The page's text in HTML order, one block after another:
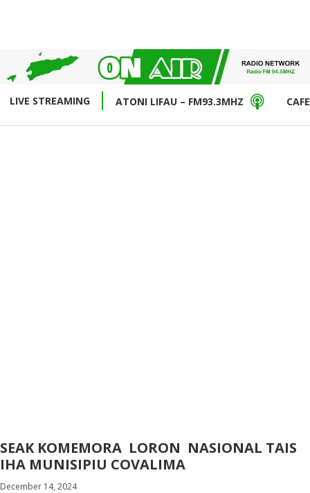
LIVE STREAMING ATONI LIFAU – FM93.3MHZ
SEAK KOMEMORA LORON NASIONAL TAIS
IHA MUNISIPIU COVALIMA
December 14, 2024